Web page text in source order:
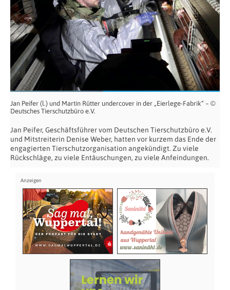
Jan Peifer (l.) und Martin Rütter undercover in der „Eierlege-Fabrik“ – ©
Deutsches Tierschutzbüro e.V.
Jan Peifer, Geschäftsführer vom Deutschen Tierschutzbüro e.V.
und Mitstreiterin Denise Weber, hatten vor kurzem das Ende der
engagierten Tierschutzorganisation angekündigt. Zu viele
Rückschläge, zu viele Entäuschungen, zu viele Anfeindungen.